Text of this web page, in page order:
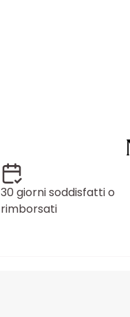
30 giorni soddisfatti o
rimborsati